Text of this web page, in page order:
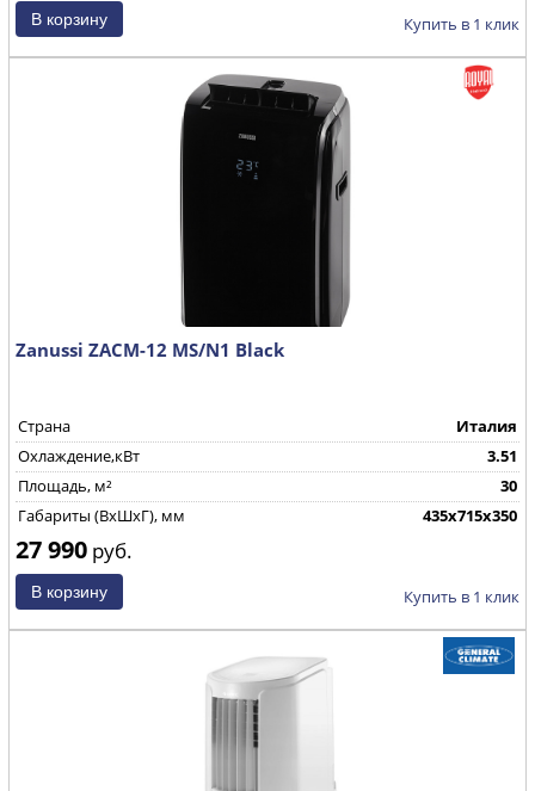
Купить в 1 клик
Zanussi ZACM-12 MS/N1 Black
Страна
Италия
Охлаждение,кВт
3.51
Площадь, м²
30
Габариты (ВхШхГ), мм
435х715х350
27 990 руб.
Купить в 1 клик